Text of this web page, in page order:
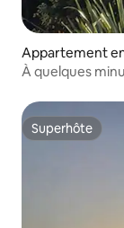
Appartement
À quelques
Superhôte
Superhôte